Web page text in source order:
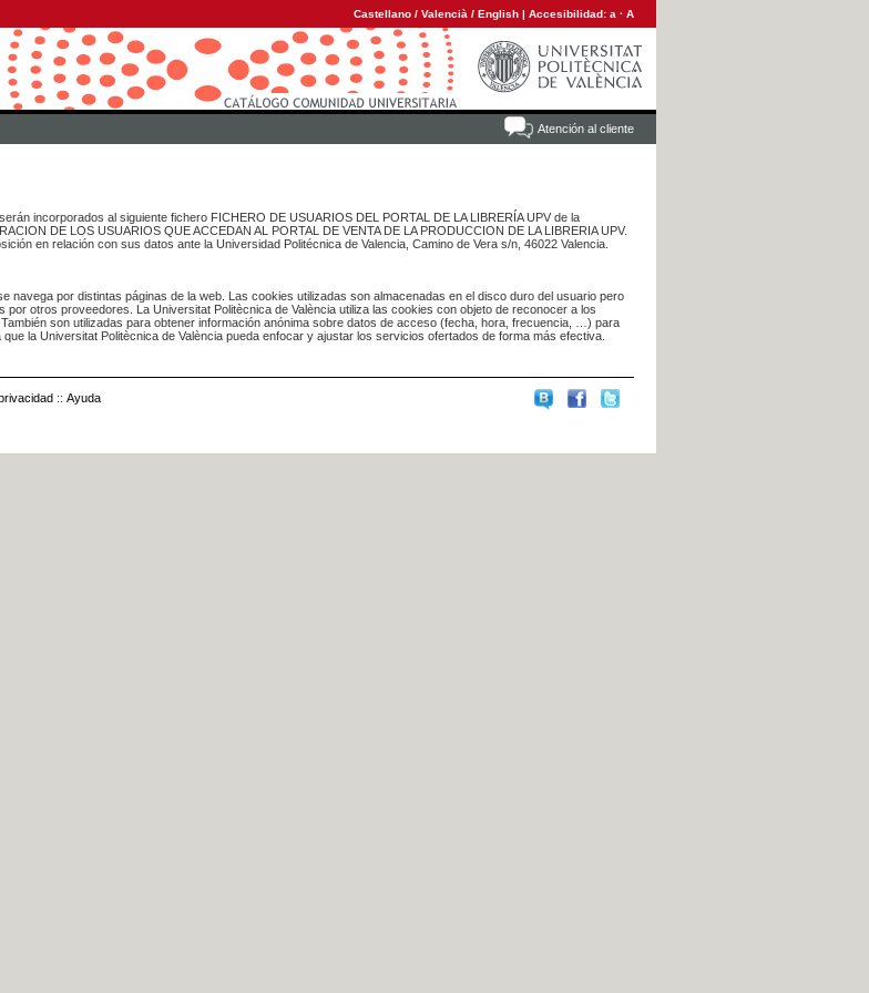
Castellano / Valencià / English | Accesibilidad: a · A
Atención al cliente
incorporados al siguiente fichero FICHERO DE USUARIOS DEL PORTAL DE LA LIBRERÍA UPV de la
DE LOS USUARIOS QUE ACCEDAN AL PORTAL DE VENTA DE LA PRODUCCION DE LA LIBRERIA UPV.
en relación con sus datos ante la Universidad Politécnica de Valencia, Camino de Vera s/n, 46022 Valencia.
por distintas páginas de la web. Las cookies utilizadas son almacenadas en el disco duro del usuario pero
otros proveedores. La Universitat Politècnica de València utiliza las cookies con objeto de reconocer a los
son utilizadas para obtener información anónima sobre datos de acceso (fecha, hora, frecuencia, …) para
la Universitat Politècnica de València pueda enfocar y ajustar los servicios ofertados de forma más efectiva.
:: Ayuda